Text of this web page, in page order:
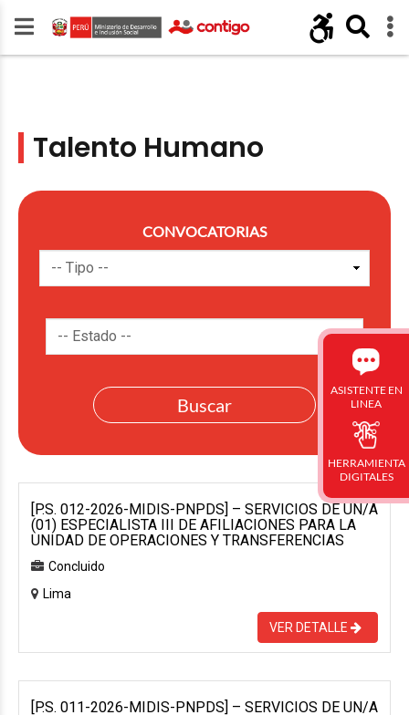
Talento Humano
CONVOCATORIAS
[P.S. 012-2026-MIDIS-PNPDS] – SERVICIOS DE UN/A
(01) ESPECIALISTA III DE AFILIACIONES PARA LA
UNIDAD DE OPERACIONES Y TRANSFERENCIAS
Concluido
Lima
VER DETALLE
[P.S. 011-2026-MIDIS-PNPDS] – SERVICIOS DE UN/A
ASISTENTE EN
LINEA
HERRAMIENTA
DIGITALES